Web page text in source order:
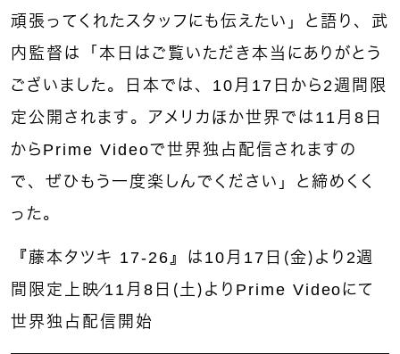
頑張ってくれたスタッフにも伝えたい」と語り、武
内監督は「本日はご覧いただき本当にありがとう
ございました。日本では、10月17日から2週間限
定公開されます。アメリカほか世界では11月8日
からPrime Videoで世界独占配信されますの
で、ぜひもう一度楽しんでください」と締めくく
った。
『藤本タツキ 17-26』は10月17日（金）より2週
間限定上映／11月8日（土）よりPrime Videoにて
世界独占配信開始